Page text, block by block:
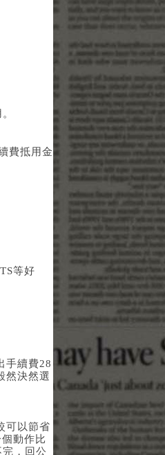
費抵用金
等好
手續費28
然決然選
可以節省
動作比
，回公